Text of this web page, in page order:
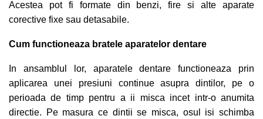
Acestea pot fi formate din benzi, fire si alte aparate
corective fixe sau detasabile.
Cum functioneaza bratele aparatelor dentare
In ansamblul lor, aparatele dentare functioneaza prin
aplicarea unei presiuni continue asupra dintilor, pe o
perioada de timp pentru a ii misca incet intr-o anumita
directie. Pe masura ce dintii se misca, osul isi schimba